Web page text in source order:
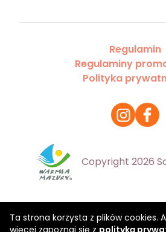
Ta strona korzysta z plików cookies.
więcej zapoznaj się z polityką
Regulamin
Regulaminy
Polityka
Copyright 2026